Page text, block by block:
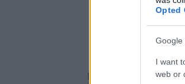
Opted
Google
I want
web or